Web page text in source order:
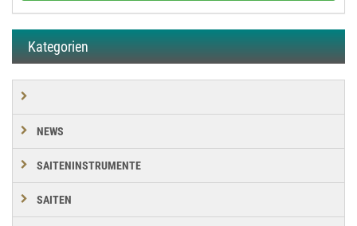
Kategorien
NEWS
SAITENINSTRUMENTE
SAITEN